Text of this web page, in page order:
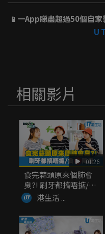
📱一App睇盡超過50個自
U
相關影片
01:26
食完蒜頭原來個肺會
臭?! 刷牙都搞唔掂/
食...
港生活 ...